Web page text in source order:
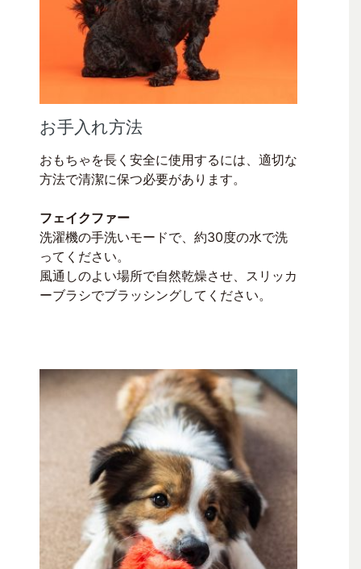
お手入れ方法
おもちゃを長く安全に使用するには、適切な
方法で清潔に保つ必要があります。
フェイクファー
洗濯機の手洗いモードで、約30度の水で洗
ってください。
風通しのよい場所で自然乾燥させ、スリッカ
ーブラシでブラッシングしてください。